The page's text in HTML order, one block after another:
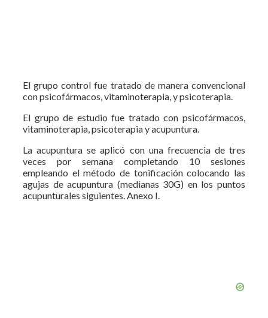
El grupo control fue tratado de manera convencional
con psicofármacos, vitaminoterapia, y psicoterapia.
El grupo de estudio fue tratado con psicofármacos,
vitaminoterapia, psicoterapia y acupuntura.
La acupuntura se aplicó con una frecuencia de tres
veces por semana completando 10 sesiones
empleando el método de tonificación colocando las
agujas de acupuntura (medianas 30G) en los puntos
acupunturales siguientes. Anexo I.